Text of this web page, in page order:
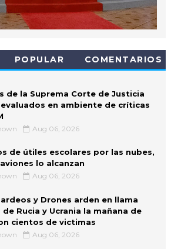
POPULAR COMENTARIOS
de la Suprema Corte de Justicia
evaluados en ambiente de críticas
Aug 06, 2026
de útiles escolares por las nubes,
lo alcanzan
Aug 06, 2026
y Drones arden en llama
de Rucia y Ucrania la mañana de
cientos de victimas
Aug 06, 2026